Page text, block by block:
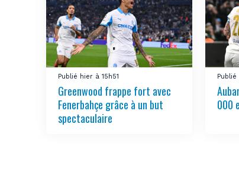
Publié hier à 15h51
Greenwood frappe fort avec
Fenerbahçe grâce à un but
spectaculaire
Publié
000